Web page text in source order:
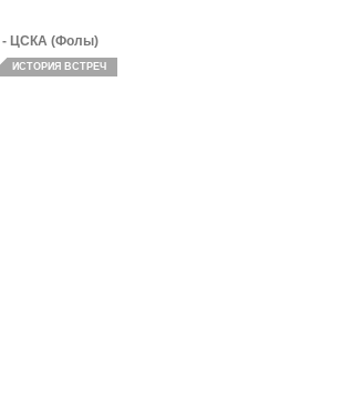
- ЦСКА (Фолы)
ИСТОРИЯ ВСТРЕЧ